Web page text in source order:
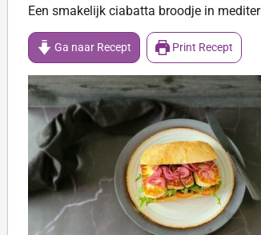
Een smakelijk ciabatta broodje in
Ga naar Recept Print Recept